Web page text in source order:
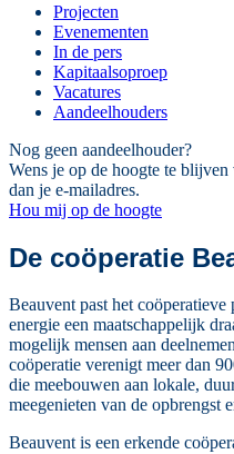
Projecten
Evenementen
In de pers
Kapitaalsoproep
Vacatures
Aandeelhouders
Nog geen aandeelhouder?
Wens je op de hoogte te
dan je e-mailadres.
Hou mij op de hoogte
De coöperatie
Beauvent past het
energie een maatschappelijk
mogelijk mensen aan
coöperatie verenigt meer dan
die meebouwen aan lokale,
meegenieten van de opbrengst
Beauvent is een erkende